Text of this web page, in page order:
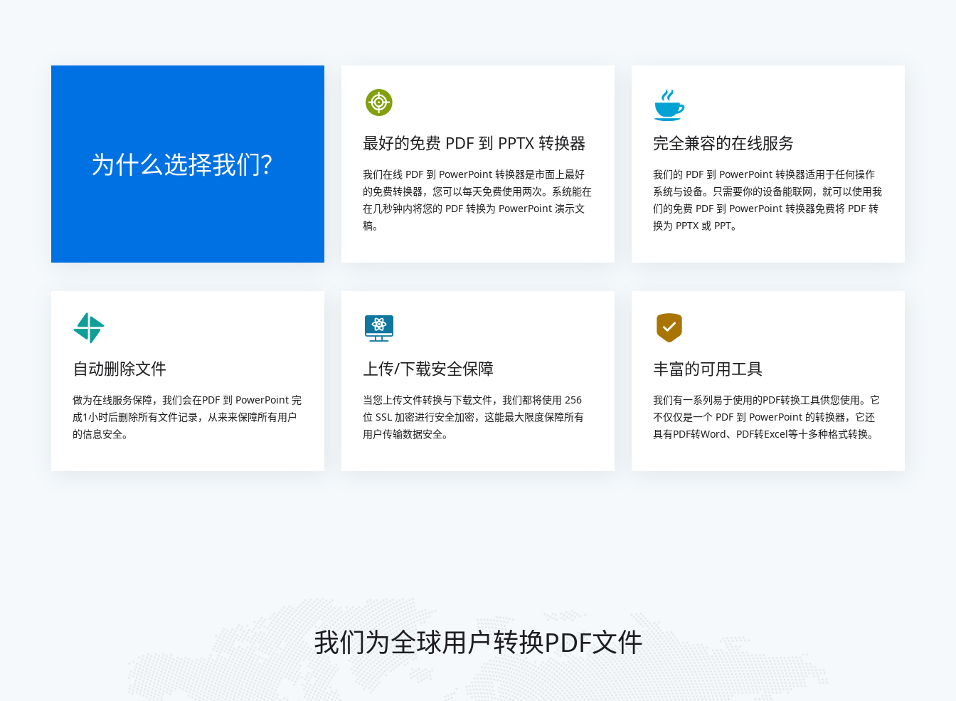
为什么选择我们？
最好的免费 PDF 到 PPTX 转换器
我们在线 PDF 到 PowerPoint 转换器是市面上最好
的免费转换器，您可以每天免费使用两次。系统能在
在几秒钟内将您的 PDF 转换为 PowerPoint 演示文
稿。
完全兼容的在线服务
我们的 PDF 到 PowerPoint 转换器适用于任何操作
系统与设备。只需要你的设备能联网，就可以使用我
们的免费 PDF 到 PowerPoint 转换器免费将 PDF 转
换为 PPTX 或 PPT。
自动删除文件
做为在线服务保障，我们会在PDF 到 PowerPoint 完
成1小时后删除所有文件记录，从来来保障所有用户
的信息安全。
上传/下载安全保障
当您上传文件转换与下载文件，我们都将使用 256
位 SSL 加密进行安全加密，这能最大限度保障所有
用户传输数据安全。
丰富的可用工具
我们有一系列易于使用的PDF转换工具供您使用。它
不仅仅是一个 PDF 到 PowerPoint 的转换器，它还
具有PDF转Word、PDF转Excel等十多种格式转换。
我们为全球用户转换PDF文件